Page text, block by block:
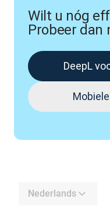
Wilt u nóg
Probeer dan
DeepL
Nederlands